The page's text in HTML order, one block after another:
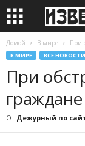
Домой В мире При
В МИРЕ ВСЕ НОВОСТИ
При
От Дежурный по